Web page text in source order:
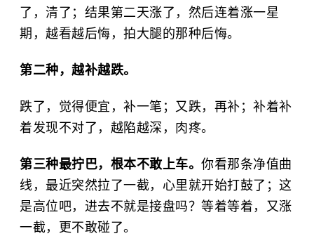
了，清了；结果第二天涨了，然后连着涨一星
期，越看越后悔，拍大腿的那种后悔。
第二种，越补越跌。
跌了，觉得便宜，补一笔；又跌，再补；补着补
着发现不对了，越陷越深，肉疼。
第三种最拧巴，根本不敢上车。 你看那条净值曲
线，最近突然拉了一截，心里就开始打鼓了；这
是高位吧，进去不就是接盘吗？等着等着，又涨
一截，更不敢碰了。